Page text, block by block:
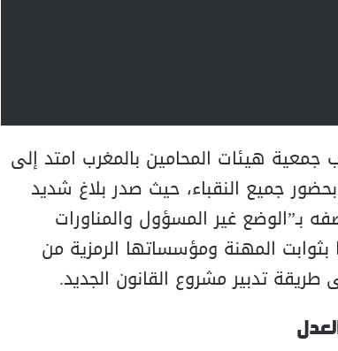
جمعية هيئات المحامين بالمغرب امتد إلى
جميع النقباء، حيث صدر بلاغ شديد
بـ”الوضع غير المسؤول والمناورات
المهنة ومؤسساتها الرمزية من
تدبير مشروع القانون الجديد.